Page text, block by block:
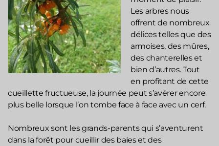
Les arbres nous
offrent de nombreux
délices telles que des
armoises, des mûres,
des chanterelles et
bien d’autres. Tout
en profitant de cette
cueillette fructueuse, la journée peut s’avérer encore
plus belle lorsque l’on tombe face à face avec un cerf.
Nombreux sont les grands-parents qui s’aventurent
dans la forêt pour cueillir des baies et des